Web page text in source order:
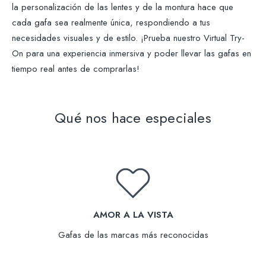
la personalización de las lentes y de la montura hace que
cada gafa sea realmente única, respondiendo a tus
necesidades visuales y de estilo. ¡Prueba nuestro Virtual Try-
On para una experiencia inmersiva y poder llevar las gafas en
tiempo real antes de comprarlas!
Qué nos hace especiales
AMOR A LA VISTA
Gafas de las marcas más reconocidas